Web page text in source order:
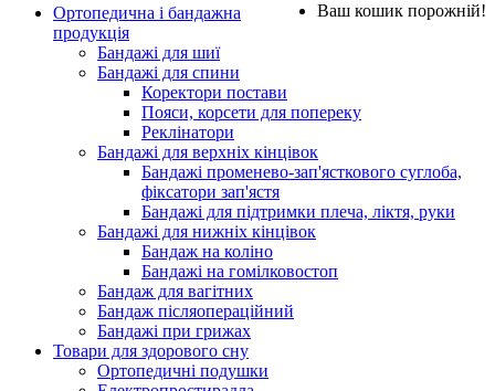
Ваш кошик порожній!
Ортопедична і бандажна
продукція
Бандажі для шиї
Бандажі для спини
Коректори постави
Пояси, корсети для попереку
Реклінатори
Бандажі для верхніх кінцівок
Бандажі променево-зап'ясткового суглоба,
фіксатори зап'ястя
Бандажі для підтримки плеча, ліктя, руки
Бандажі для нижніх кінцівок
Бандаж на коліно
Бандажі на гомілковостоп
Бандаж для вагітних
Бандаж післяопераційний
Бандажі при грижах
Товари для здорового сну
Ортопедичні подушки